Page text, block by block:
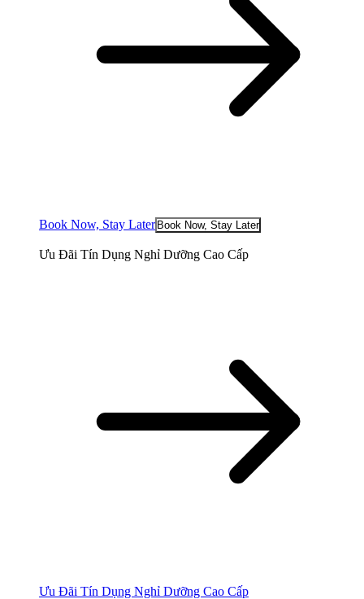
Book Now, Stay Later Book Now, Stay Later
Ưu Đãi Tín Dụng Nghỉ Dưỡng Cao Cấp
Ưu Đãi Tín Dụng Nghỉ Dưỡng Cao Cấp